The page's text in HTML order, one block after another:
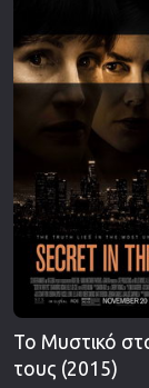
Το Μυστικό
τους (2015)